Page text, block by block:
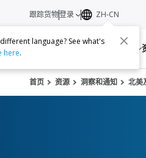
服务
跟踪货物登录 ZH-CN
language? See what's
here.
首页 资源 洞察和通知 北美